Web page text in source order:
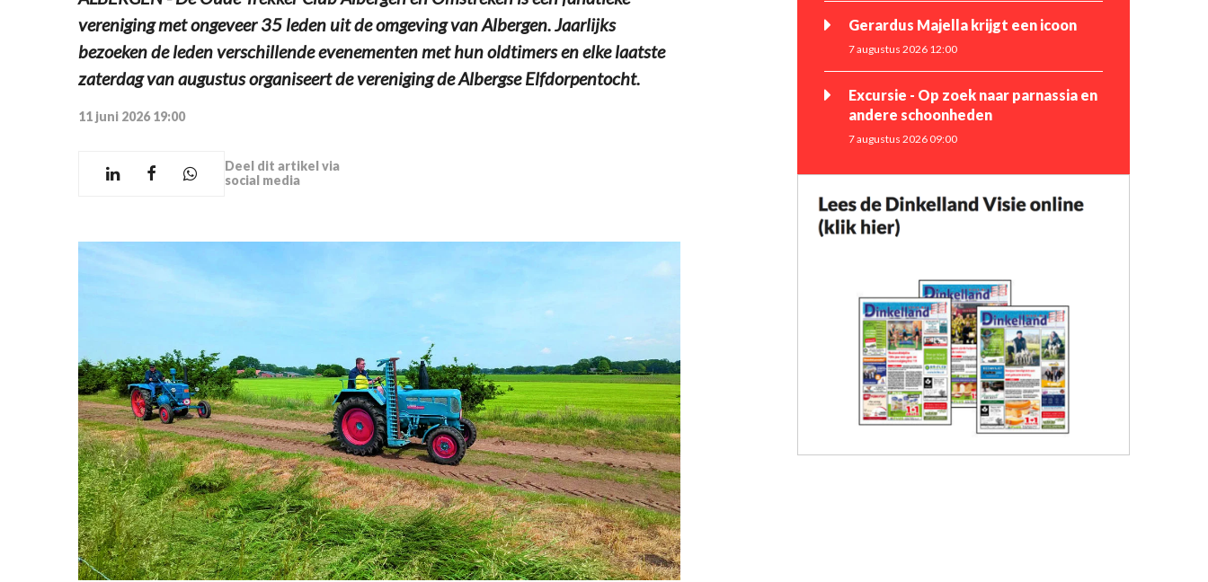
vereniging met ongeveer 35 leden uit de omgeving van Albergen. Jaarlijks
bezoeken de leden verschillende evenementen met hun oldtimers en elke laatste
zaterdag van augustus organiseert de vereniging de Albergse Elfdorpentocht.
11 juni 2026 19:00
Deel dit artikel via
social media
Gerardus Majella krijgt een icoon
7 augustus 2026 12:00
Excursie - Op zoek naar parnassia en
andere schoonheden
7 augustus 2026 09:00